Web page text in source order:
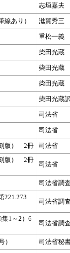
志垣嘉夫
あり） 滋賀秀三
重松一義
柴田光蔵
柴田光蔵
柴田光蔵
柴田光蔵
司法省
司法省
版） 2冊
司法省
版） 2冊
司法省
司法省調
221.273
司法省調
1～2）6
司法省調
） 司法省秘